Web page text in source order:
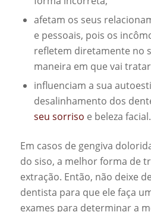
afetam os seus
e pessoais, pois os
refletem diretamente no
maneira em que vai
influenciam a sua
desalinhamento dos
seu sorriso e beleza facial.
Em casos de gengiva
do siso, a melhor forma de
extração. Então, não deixe
dentista para que ele faça
exames para determinar a